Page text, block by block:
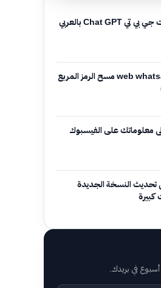
تنزيل برنامج شات جي بي تي Chat GPT بالعربي
دليل web whatsapp com مسح الرمز المربع
معلوماتك على الفيسبوك
تحديث النسخة الجديدة
في بريدك.